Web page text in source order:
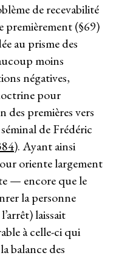
de recevabilité
premièrement (§69)
au prisme des
moins
négatives,
pour
des premières vers
de Frédéric
). Ayant ainsi
oriente largement
— encore que le
la personne
laissait
à celle-ci qui
balance des